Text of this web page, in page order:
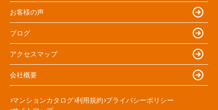
お客様の声
ブログ
アクセスマップ
会社概要
マンションカタログ 利用規約 プライバシーポリシー